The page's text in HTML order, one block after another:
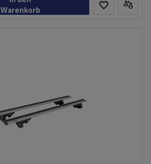
Warenkorb